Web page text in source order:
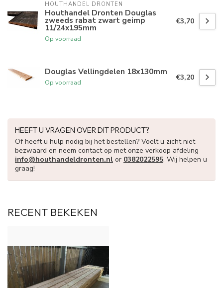
HOUTHANDEL DRONTEN
Houthandel Dronten Douglas
zweeds rabat zwart geimp
11/24x195mm
Op voorraad
€3,70
Douglas Vellingdelen 18x130mm
Op voorraad
€3,20
HEEFT U VRAGEN OVER DIT PRODUCT?
Of heeft u hulp nodig bij het bestellen? Voelt u zicht niet
bezwaard en neem contact op met onze verkoop afdeling
info@houthandeldronten.nl or 0382022595. Wij helpen u
graag!
RECENT BEKEKEN